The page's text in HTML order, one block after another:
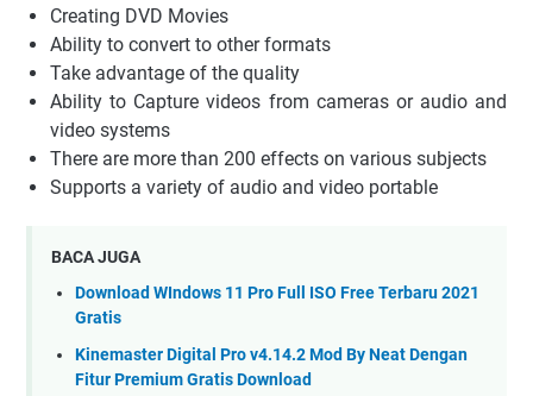
Creating DVD Movies
Ability to convert to other formats
Take advantage of the quality
Ability to Capture videos from cameras or audio and
video systems
There are more than 200 effects on various subjects
Supports a variety of audio and video portable
BACA JUGA
Download WIndows 11 Pro Full ISO Free Terbaru 2021
Gratis
Kinemaster Digital Pro v4.14.2 Mod By Neat Dengan
Fitur Premium Gratis Download